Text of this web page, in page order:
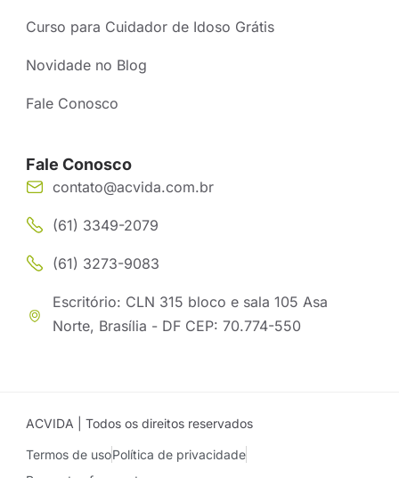
Curso para Cuidador de Idoso Grátis
Novidade no Blog
Fale Conosco
Fale Conosco
contato@acvida.com.br
(61) 3349-2079
(61) 3273-9083
Escritório: CLN 315 bloco e sala 105 Asa
Norte, Brasília - DF CEP: 70.774-550
ACVIDA | Todos os direitos reservados
Termos de usoPolítica de privacidade